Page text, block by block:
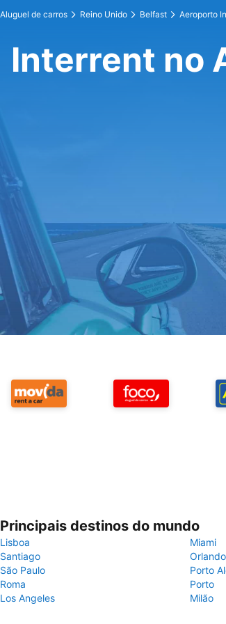
Aluguel de carros Reino Unido Belfast Aeroporto
Interrent no
Principais destinos do mundo
Lisboa
Miami
Santiago
Orlando
São Paulo
Porto
Roma
Porto
Los Angeles
Milão